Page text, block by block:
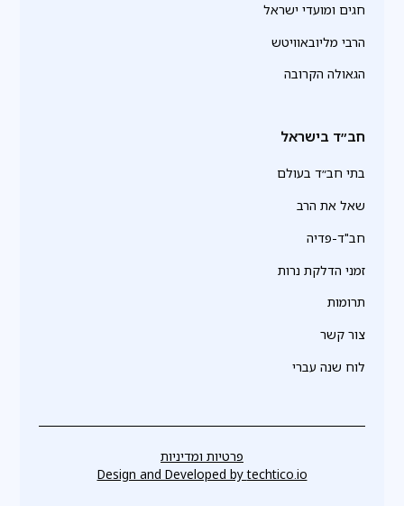
חגים ומועדי ישראל
הרבי מליובאוויטש
הגאולה הקרובה
חב״ד בישראל
בתי חב״ד בעולם
שאל את הרב
חב"ד-פדיה
זמני הדלקת נרות
תרומות
צור קשר
לוח שנה עברי
פרטיות ומדיניות
Design and Developed bytechtico.io